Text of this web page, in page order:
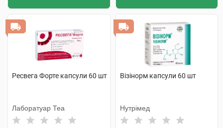
Ресвега Форте капсули 60 шт
Лаборатуар Теа
Візінорм капсули 60 шт
Нутрімед